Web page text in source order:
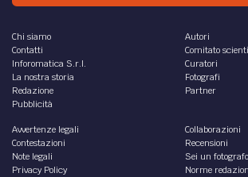
Chi siamo
Contatti
Inforomatica S.r.l.
La nostra storia
Redazione
Pubblicità
Autori
Comitato
Curatori
Fotografi
Partner
Avvertenze legali
Contestazioni
Note legali
Privacy Policy
Collaborazioni
Recensioni
Sei un
Norme